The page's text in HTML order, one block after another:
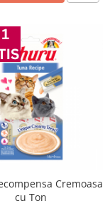
Cremoasa
cu Ton